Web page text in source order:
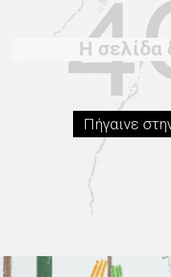
Η σελίδα
Πήγαινε